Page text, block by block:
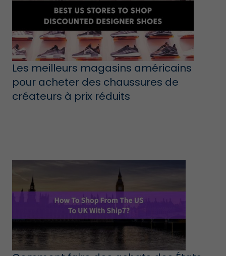
Les meilleurs magasins américains
pour acheter des chaussures de
créateurs à prix réduits